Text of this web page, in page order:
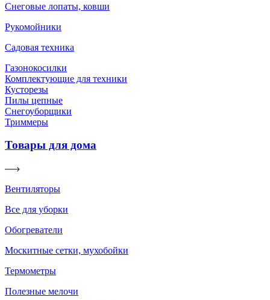
Снеговые лопаты, ковши
Рукомойники
Садовая техника
Газонокосилки
Комплектующие для техники
Кусторезы
Пилы цепные
Снегоуборщики
Триммеры
Товары для дома
Вентиляторы
Все для уборки
Обогреватели
Москитные сетки, мухобойки
Термометры
Полезные мелочи